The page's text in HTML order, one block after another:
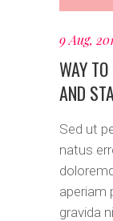
9 Aug,
WAY
AND
Sed ut
natus
aperiam
gravida